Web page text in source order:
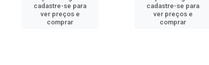
cadastre-se para
ver preços e
comprar
cadastre-se para
ver preços e
comprar